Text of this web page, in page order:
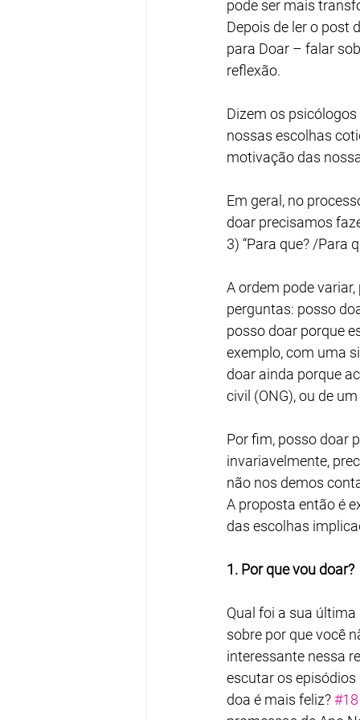
pode ser mais
Depois de ler o post
para Doar – falar
reflexão.
Dizem os
nossas escolhas
motivação das
Em geral, no
doar precisamos
3) “Para que? /Para
A ordem pode
perguntas: posso
posso doar porque
exemplo, com uma
doar ainda porque
civil (ONG), ou de
Por fim, posso doar
invariavelmente,
não nos demos
A proposta então é
das escolhas
1. Por que vou doar?
Qual foi a sua
sobre por que você
interessante nessa
escutar os episódios
doa é mais feliz? #18